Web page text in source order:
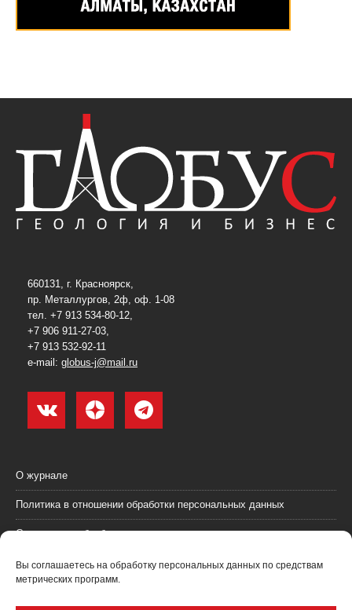
Вы соглашаетесь на обработку персональных данных по средствам
метрических программ.
660131, г. Красноярск,
пр. Металлургов, 2ф, оф. 1-08
тел. +7 913 534-80-12,
+7 906 911-27-03,
+7 913 532-92-11
e-mail: globus-j@mail.ru
О журнале
Политика в отношении обработки персональных данных
Согласие на обработку персональных данных
Пользовательское соглашение (оферта)